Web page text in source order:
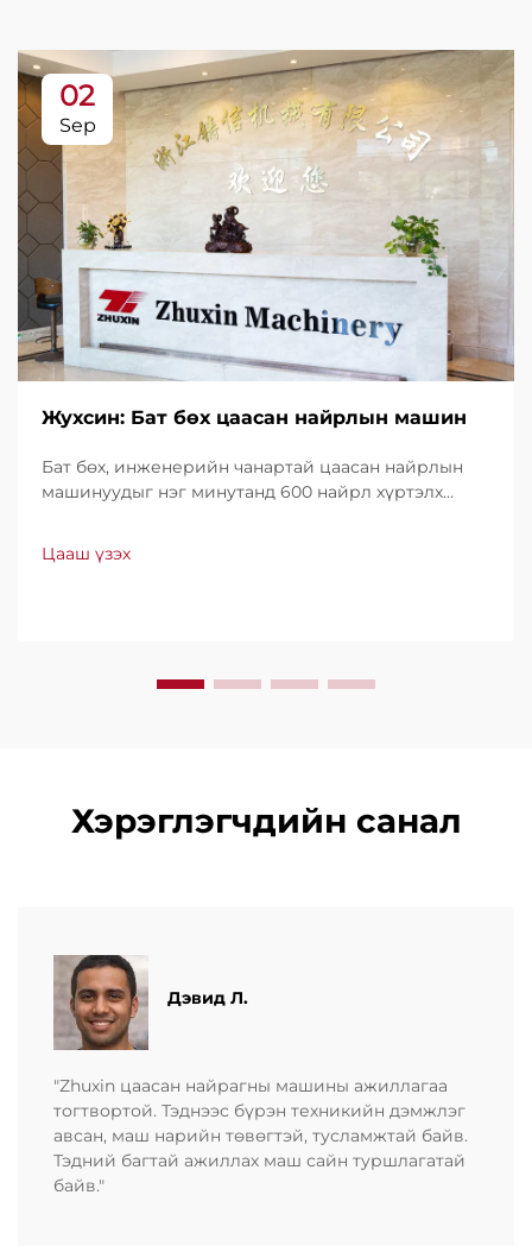
02
Sep
Жухсин: Бат бөх цаасан найрлын машин
Бат бөх, инженерийн чанартай цаасан найрлын
машинуудыг нэг минутанд 600 найрл хүртэлх
дэлхийн хэмжээнд итгэл үнэнчээр ашиглагддаг.
Цааш үзэх
Хэрэглэгчдийн санал
Дэвид Л.
"Zhuxin цаасан найрагны машины ажиллагаа
тогтвортой. Тэднээс бүрэн техникийн дэмжлэг
авсан, маш нарийн төвөгтэй, тусламжтай байв.
Тэдний багтай ажиллах маш сайн туршлагатай
байв."